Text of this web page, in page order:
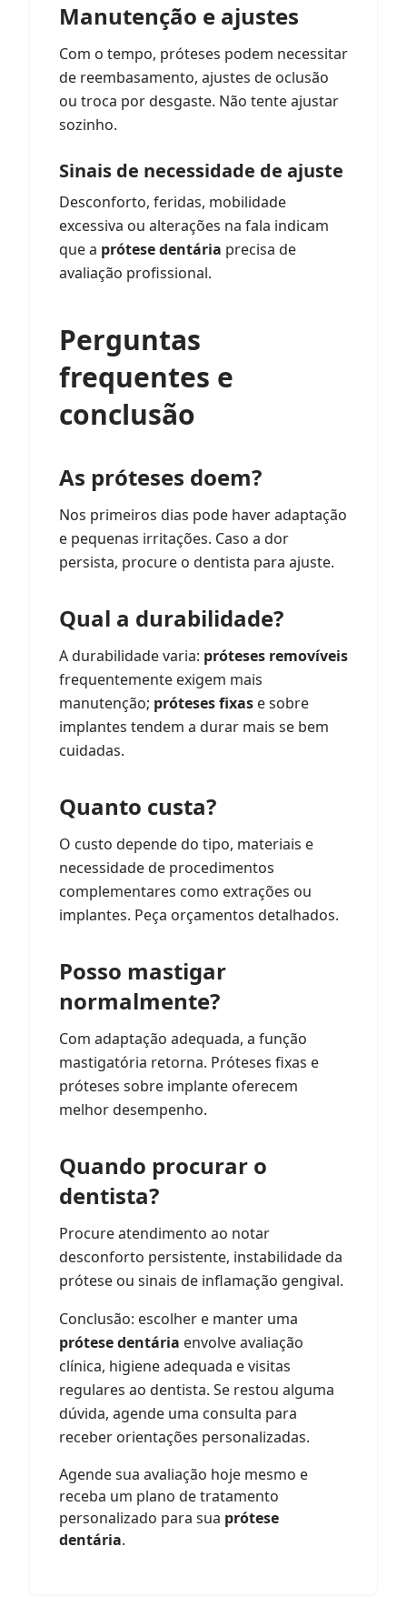
Manutenção e ajustes
Com o tempo, próteses podem necessitar
de reembasamento, ajustes de oclusão
ou troca por desgaste. Não tente ajustar
sozinho.
Sinais de necessidade de ajuste
Desconforto, feridas, mobilidade
excessiva ou alterações na fala indicam
que a prótese dentária precisa de
avaliação profissional.
Perguntas
frequentes e
conclusão
As próteses doem?
Nos primeiros dias pode haver adaptação
e pequenas irritações. Caso a dor
persista, procure o dentista para ajuste.
Qual a durabilidade?
A durabilidade varia: próteses removíveis
frequentemente exigem mais
manutenção; próteses fixas e sobre
implantes tendem a durar mais se bem
cuidadas.
Quanto custa?
O custo depende do tipo, materiais e
necessidade de procedimentos
complementares como extrações ou
implantes. Peça orçamentos detalhados.
Posso mastigar
normalmente?
Com adaptação adequada, a função
mastigatória retorna. Próteses fixas e
próteses sobre implante oferecem
melhor desempenho.
Quando procurar o
dentista?
Procure atendimento ao notar
desconforto persistente, instabilidade da
prótese ou sinais de inflamação gengival.
Conclusão: escolher e manter uma
prótese dentária envolve avaliação
clínica, higiene adequada e visitas
regulares ao dentista. Se restou alguma
dúvida, agende uma consulta para
receber orientações personalizadas.
Agende sua avaliação hoje mesmo e
receba um plano de tratamento
personalizado para sua prótese
dentária.